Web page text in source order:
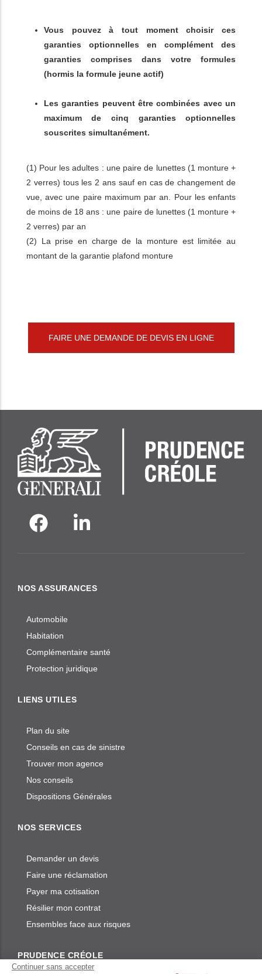
Vous pouvez à tout moment choisir ces
garanties optionnelles en complément des
garanties comprises dans votre formules
(hormis la formule jeune actif)
Les garanties peuvent être combinées avec un
maximum de cinq garanties optionnelles
souscrites simultanément.
(1) Pour les adultes : une paire de lunettes (1 monture +
2 verres) tous les 2 ans sauf en cas de changement de
vue, avec une paire maximum par an. Pour les enfants
de moins de 18 ans : une paire de lunettes (1 monture +
2 verres) par an
(2) La prise en charge de la monture est limitée au
montant de la garantie plafond monture
FAIRE UNE DEMANDE DE DEVIS EN LIGNE
NOS ASSURANCES
Automobile
Habitation
Complémentaire santé
Protection juridique
LIENS UTILES
Plan du site
Conseils en cas de sinistre
Trouver mon agence
Nos conseils
Dispositions Générales
NOS SERVICES
Demander un devis
Faire une réclamation
Payer ma cotisation
Résilier mon contrat
Ensembles face aux risques
PRUDENCE CRÉOLE
Continuer sans accepter